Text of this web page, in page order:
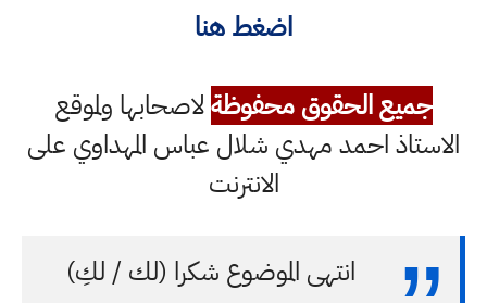
اضغط هنا
جميع الحقوق محفوظةلاصحابها ولموقع
الاستاذ احمد مهدي شلال عباس المهداوي على
الانترنت
انتهى الموضوع شكرا (لك / لكِ)